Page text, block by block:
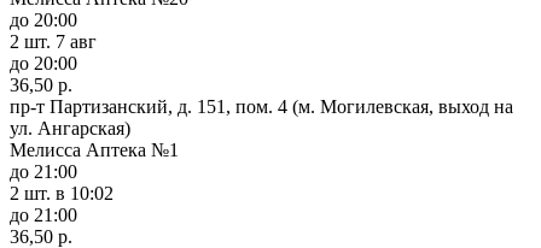
до 20:00
2 шт. 7 авг
до 20:00
36,50 р.
пр-т Партизанский, д. 151, пом. 4 (м. Могилевская, выход на
ул. Ангарская)
Мелисса Аптека №1
до 21:00
2 шт. в 10:02
до 21:00
36,50 р.